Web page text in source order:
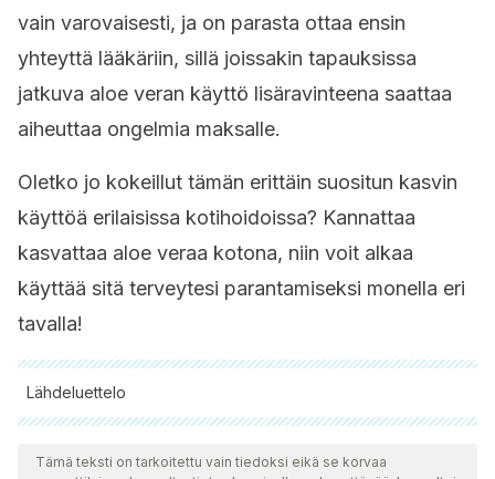
vain varovaisesti, ja on parasta ottaa ensin
yhteyttä lääkäriin, sillä joissakin tapauksissa
jatkuva aloe veran käyttö lisäravinteena saattaa
aiheuttaa ongelmia maksalle.
Oletko jo kokeillut tämän erittäin suositun kasvin
käyttöä erilaisissa kotihoidoissa? Kannattaa
kasvattaa aloe veraa kotona, niin voit alkaa
käyttää sitä terveytesi parantamiseksi monella eri
tavalla!
Lähdeluettelo
Kaikki lainatut lähteet tarkistettiin perusteellisesti tiimimme
toimesta varmistaaksemme niiden laadun, luotettavuuden,
Tämä teksti on tarkoitettu vain tiedoksi eikä se korvaa